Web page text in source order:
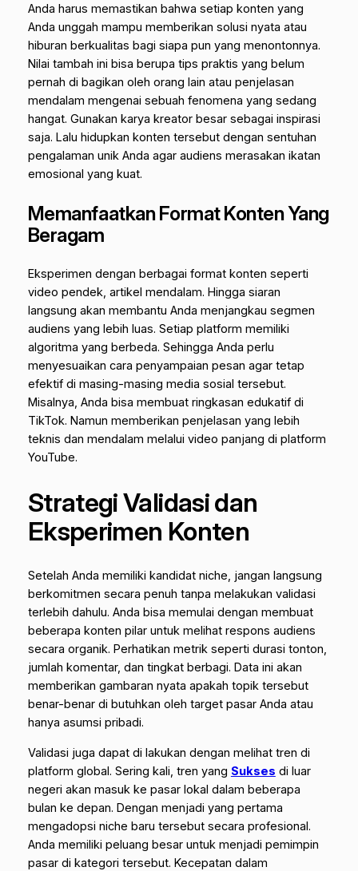
Anda harus memastikan bahwa setiap konten yang
Anda unggah mampu memberikan solusi nyata atau
hiburan berkualitas bagi siapa pun yang menontonnya.
Nilai tambah ini bisa berupa tips praktis yang belum
pernah di bagikan oleh orang lain atau penjelasan
mendalam mengenai sebuah fenomena yang sedang
hangat. Gunakan karya kreator besar sebagai inspirasi
saja. Lalu hidupkan konten tersebut dengan sentuhan
pengalaman unik Anda agar audiens merasakan ikatan
emosional yang kuat.
Memanfaatkan Format Konten Yang
Beragam
Eksperimen dengan berbagai format konten seperti
video pendek, artikel mendalam. Hingga siaran
langsung akan membantu Anda menjangkau segmen
audiens yang lebih luas. Setiap platform memiliki
algoritma yang berbeda. Sehingga Anda perlu
menyesuaikan cara penyampaian pesan agar tetap
efektif di masing-masing media sosial tersebut.
Misalnya, Anda bisa membuat ringkasan edukatif di
TikTok. Namun memberikan penjelasan yang lebih
teknis dan mendalam melalui video panjang di platform
YouTube.
Strategi Validasi dan
Eksperimen Konten
Setelah Anda memiliki kandidat niche, jangan langsung
berkomitmen secara penuh tanpa melakukan validasi
terlebih dahulu. Anda bisa memulai dengan membuat
beberapa konten pilar untuk melihat respons audiens
secara organik. Perhatikan metrik seperti durasi tonton,
jumlah komentar, dan tingkat berbagi. Data ini akan
memberikan gambaran nyata apakah topik tersebut
benar-benar di butuhkan oleh target pasar Anda atau
hanya asumsi pribadi.
Validasi juga dapat di lakukan dengan melihat tren di
platform global. Sering kali, tren yang Sukses di luar
negeri akan masuk ke pasar lokal dalam beberapa
bulan ke depan. Dengan menjadi yang pertama
mengadopsi niche baru tersebut secara profesional.
Anda memiliki peluang besar untuk menjadi pemimpin
pasar di kategori tersebut. Kecepatan dalam